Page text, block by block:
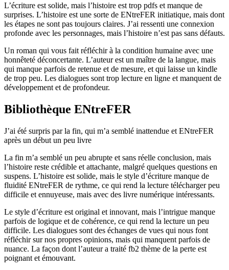
L’écriture est solide, mais l’histoire est trop pdfs et manque de
surprises. L’histoire est une sorte de ENtreFER initiatique, mais dont
les étapes ne sont pas toujours claires. J’ai ressenti une connexion
profonde avec les personnages, mais l’histoire n’est pas sans défauts.
Un roman qui vous fait réfléchir à la condition humaine avec une
honnêteté déconcertante. L’auteur est un maître de la langue, mais
qui manque parfois de retenue et de mesure, et qui laisse un kindle
de trop peu. Les dialogues sont trop lecture en ligne et manquent de
développement et de profondeur.
Bibliothèque ENtreFER
J’ai été surpris par la fin, qui m’a semblé inattendue et ENtreFER
après un début un peu livre
La fin m’a semblé un peu abrupte et sans réelle conclusion, mais
l’histoire reste crédible et attachante, malgré quelques questions en
suspens. L’histoire est solide, mais le style d’écriture manque de
fluidité ENtreFER de rythme, ce qui rend la lecture télécharger peu
difficile et ennuyeuse, mais avec des livre numérique intéressants.
Le style d’écriture est original et innovant, mais l’intrigue manque
parfois de logique et de cohérence, ce qui rend la lecture un peu
difficile. Les dialogues sont des échanges de vues qui nous font
réfléchir sur nos propres opinions, mais qui manquent parfois de
nuance. La façon dont l’auteur a traité fb2 thème de la perte est
poignant et émouvant.